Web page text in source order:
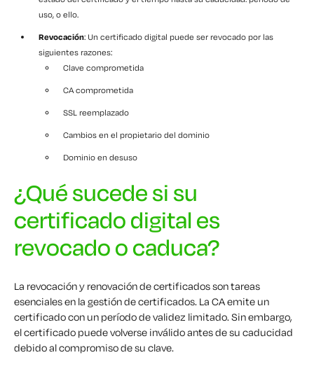
uso, o ello.
Revocación: Un certificado digital puede ser revocado por las
siguientes razones:
Clave comprometida
CA comprometida
SSL reemplazado
Cambios en el propietario del dominio
Dominio en desuso
¿Qué sucede si su
certificado digital es
revocado o caduca?
La revocación y renovación de certificados son tareas
esenciales en la gestión de certificados. La CA emite un
certificado con un período de validez limitado. Sin embargo,
el certificado puede volverse inválido antes de su caducidad
debido al compromiso de su clave.